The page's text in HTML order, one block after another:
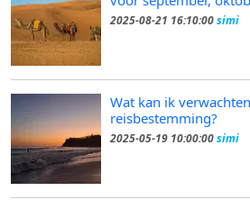
2025-08-21 16:10:00simi
Wat kan ik
reisbestemming?
2025-05-19 10:00:00simi